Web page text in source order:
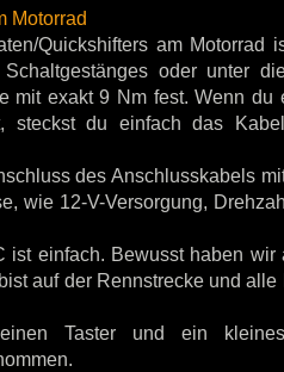
Motorrad
Quickshifters am Motorrad
oder unter
mit exakt 9 Nm fest. Wenn
steckst du einfach das
des Anschlusskabels
wie 12-V-Versorgung,
ist einfach. Bewusst haben
auf der Rennstrecke und alle
Taster und ein